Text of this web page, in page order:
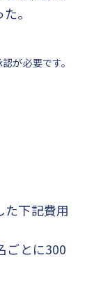
。
が必要です。
た下記費用
ごとに300